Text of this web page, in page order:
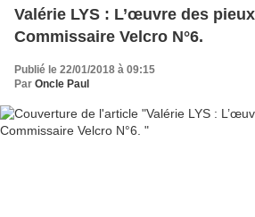
Valérie LYS : L’œuvre des
Commissaire Velcro N°6.
Publié le 22/01/2018 à 09:15
Par Oncle Paul